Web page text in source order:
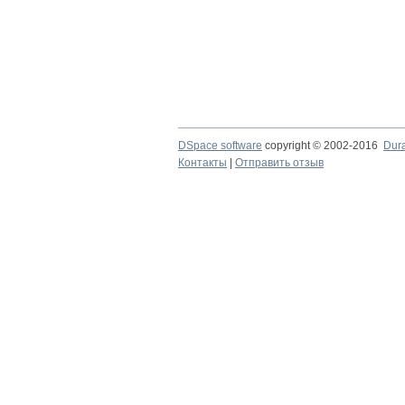
DSpace software copyright © 2002-2016
Контакты
Отправить отзыв